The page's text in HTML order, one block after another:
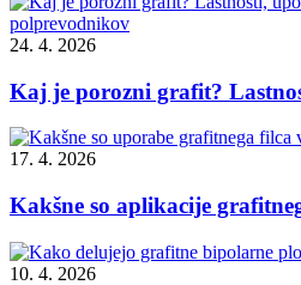
24. 4. 2026
Kaj je porozni grafit?
17. 4. 2026
Kakšne so aplikacije
10. 4. 2026